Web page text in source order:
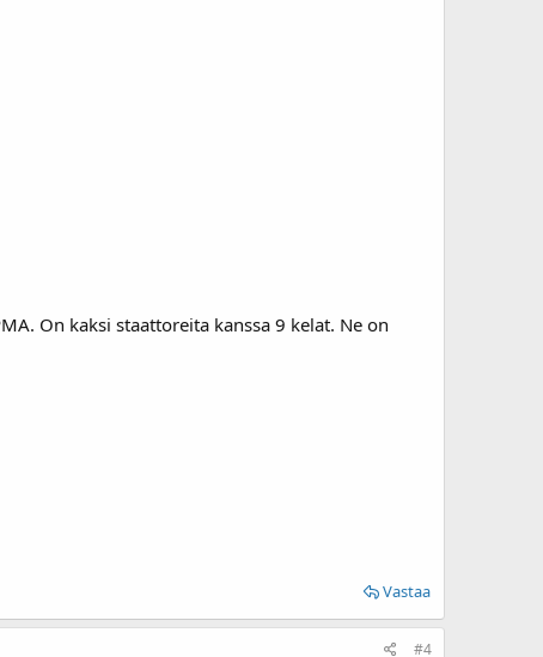
On kaksi staattoreita kanssa 9 kelat. Ne on
Vastaa
#4